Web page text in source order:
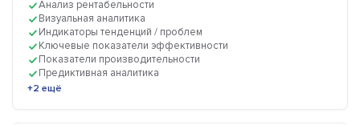
Анализ рентабельности
Визуальная аналитика
Индикаторы тенденций / проблем
Ключевые показатели эффективности
Показатели производительности
Предиктивная аналитика
+2 ещё